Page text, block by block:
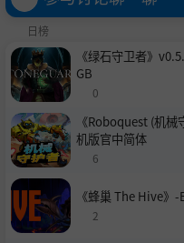
日榜
《绿石守卫者》
GB
0
《Roboquest (机
机版官中简体
6
《蜂巢 The Hive》
2